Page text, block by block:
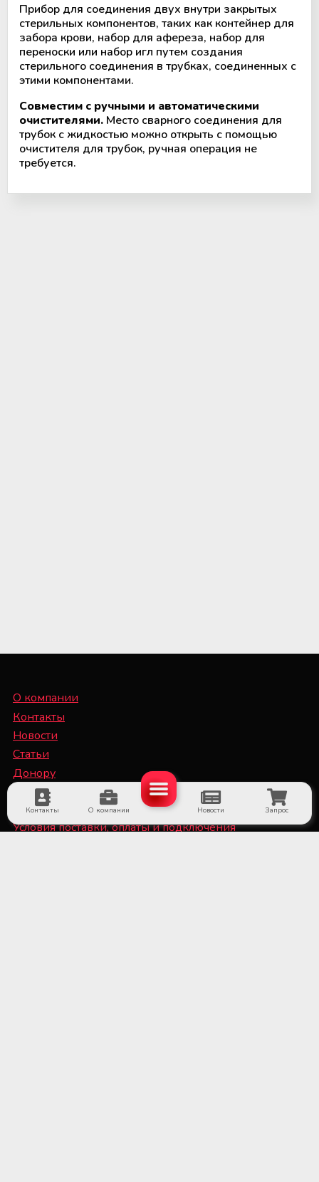
Контакты О компании Новости Запрос
Прибор для соединения двух внутри закрытых
стерильных компонентов, таких как контейнер для
забора крови, набор для афереза, набор для
переноски или набор игл путем создания
стерильного соединения в трубках, соединенных с
этими компонентами.
Совместим с ручными и автоматическими
очистителями. Место сварного соединения для
трубок с жидкостью можно открыть с помощью
очистителя для трубок, ручная операция не
требуется.
О компании
Контакты
Новости
Статьи
Донору
Специалисту
Условия поставки, оплаты и подключения